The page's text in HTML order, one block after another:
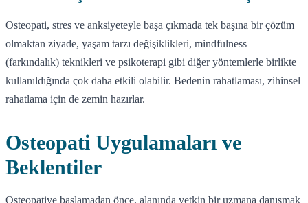
Osteopati, stres ve anksiyeteyle başa çıkmada tek başına bir çözüm
olmaktan ziyade, yaşam tarzı değişiklikleri, mindfulness
(farkındalık) teknikleri ve psikoterapi gibi diğer yöntemlerle birlikte
kullanıldığında çok daha etkili olabilir. Bedenin rahatlaması, zihinsel
rahatlama için de zemin hazırlar.
Osteopati Uygulamaları ve
Beklentiler
Osteopatiye başlamadan önce, alanında yetkin bir uzmana danışmak